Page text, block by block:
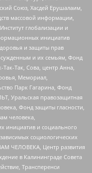
Союз, Хасдей Ерушалаим,
массовой информации,
глобализации и
инициатив
и защиты прав
и их семьям, Фонд
Так-Так, Сова, центр Анна,
Мемориал,
Парк Гагарина, Фонд
Уральская правозащитная
Фонд защиты гласности,
человека,
инициатив и социального
социологических
ЧЕЛОВЕКА, Центр развития
в Калининграде Совета
Трансперенси